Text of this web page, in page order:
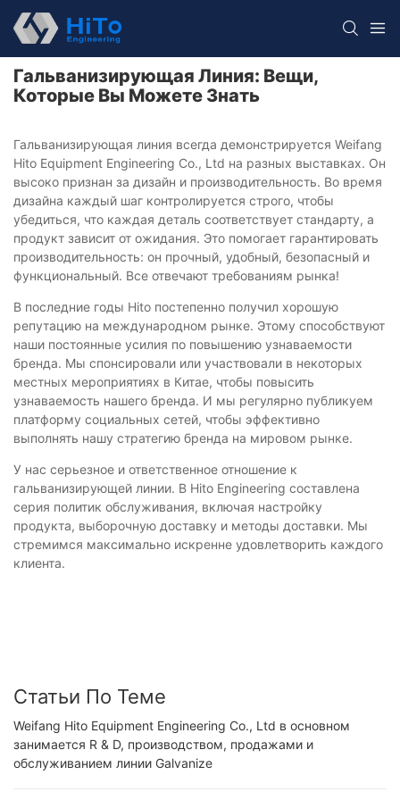
Гальванизирующая Линия: Вещи,
Которые Вы Можете Знать
Гальванизирующая линия всегда демонстрируется Weifang
Hito Equipment Engineering Co., Ltd на разных выставках. Он
высоко признан за дизайн и производительность. Во время
дизайна каждый шаг контролируется строго, чтобы
убедиться, что каждая деталь соответствует стандарту, а
продукт зависит от ожидания. Это помогает гарантировать
производительность: он прочный, удобный, безопасный и
функциональный. Все отвечают требованиям рынка!
В последние годы Hito постепенно получил хорошую
репутацию на международном рынке. Этому способствуют
наши постоянные усилия по повышению узнаваемости
бренда. Мы спонсировали или участвовали в некоторых
местных мероприятиях в Китае, чтобы повысить
узнаваемость нашего бренда. И мы регулярно публикуем
платформу социальных сетей, чтобы эффективно
выполнять нашу стратегию бренда на мировом рынке.
У нас серьезное и ответственное отношение к
гальванизирующей линии. В Hito Engineering составлена ​​
серия политик обслуживания, включая настройку
продукта, выборочную доставку и методы доставки. Мы
стремимся максимально искренне удовлетворить каждого
клиента.
Статьи По Теме
Weifang Hito Equipment Engineering Co., Ltd в основном
занимается R & D, производством, продажами и
обслуживанием линии Galvanize